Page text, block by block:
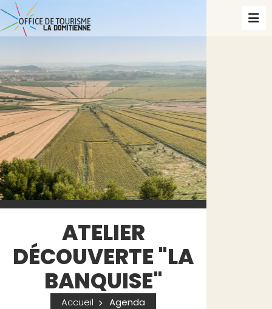
ATELIER
DÉCOUVERTE "LA
BANQUISE"
Accueil Agenda